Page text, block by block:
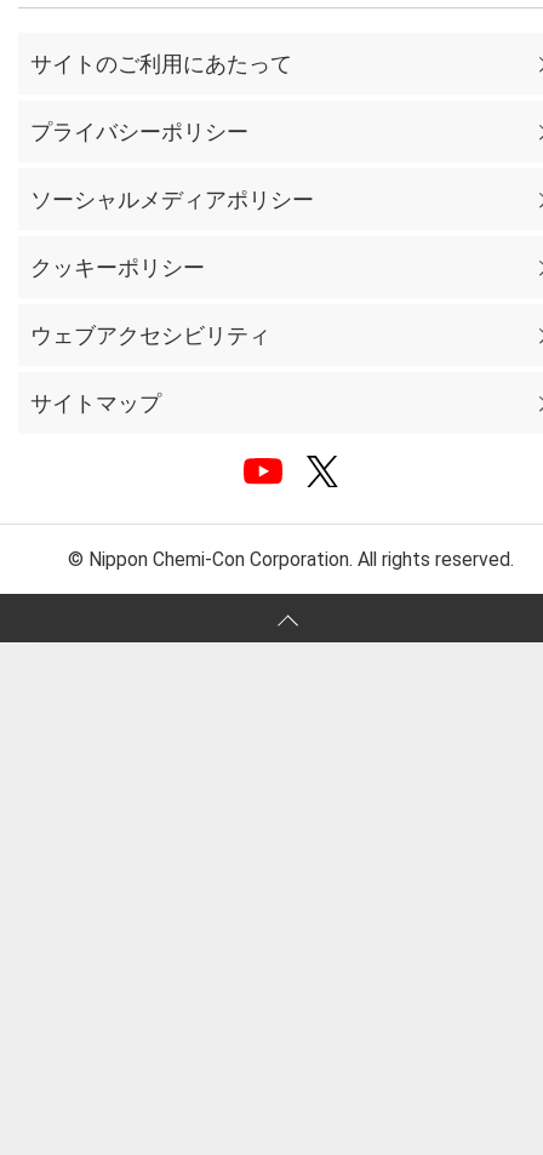
サイトのご利用にあたって
プライバシーポリシー
ソーシャルメディアポリシー
クッキーポリシー
ウェブアクセシビリティ
サイトマップ
© Nippon Chemi-Con Corporation. All rights reserved.